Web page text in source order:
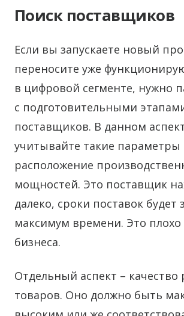
Поиск поставщиков
Если вы запускаете новый
переносите уже
в цифровой сегменте, нужно
с подготовительными
поставщиков. В данном
учитывайте такие параметры
расположение
мощностей. Это поставщик
далеко, сроки поставок будет
максимум времени. Это плохо
бизнеса.
Отдельный аспект – качество
товаров. Оно должно быть